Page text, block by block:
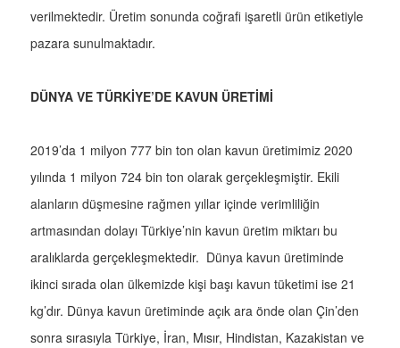
verilmektedir. Üretim sonunda coğrafi işaretli ürün etiketiyle
pazara sunulmaktadır.
DÜNYA VE TÜRKİYE’DE KAVUN ÜRETİMİ
2019’da 1 milyon 777 bin ton olan kavun üretimimiz 2020
yılında 1 milyon 724 bin ton olarak gerçekleşmiştir. Ekili
alanların düşmesine rağmen yıllar içinde verimliliğin
artmasından dolayı Türkiye’nin kavun üretim miktarı bu
aralıklarda gerçekleşmektedir. Dünya kavun üretiminde
ikinci sırada olan ülkemizde kişi başı kavun tüketimi ise 21
kg’dır. Dünya kavun üretiminde açık ara önde olan Çin’den
sonra sırasıyla Türkiye, İran, Mısır, Hindistan, Kazakistan ve